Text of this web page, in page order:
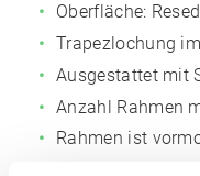
Oberfläche:
Trapezlochung
Ausgestattet mit
Anzahl Rahmen
Rahmen ist